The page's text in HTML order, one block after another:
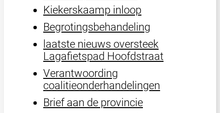
Kiekerskaamp inloop
Begrotingsbehandeling
laatste nieuws oversteek
Lagafietspad Hoofdstraat
Verantwoording
coalitieonderhandelingen
Brief aan de provincie